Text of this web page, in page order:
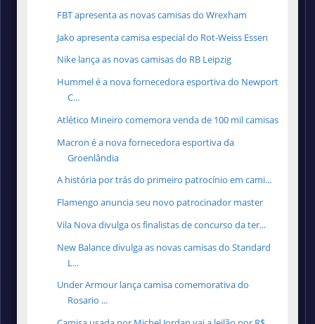
FBT apresenta as novas camisas do Wrexham
Jako apresenta camisa especial do Rot-Weiss Essen
Nike lança as novas camisas do RB Leipzig
Hummel é a nova fornecedora esportiva do Newport
C...
Atlético Mineiro comemora venda de 100 mil camisas
Macron é a nova fornecedora esportiva da
Groenlândia
A história por trás do primeiro patrocínio em cami...
Flamengo anuncia seu novo patrocinador master
Vila Nova divulga os finalistas de concurso da ter...
New Balance divulga as novas camisas do Standard
L...
Under Armour lança camisa comemorativa do
Rosario ...